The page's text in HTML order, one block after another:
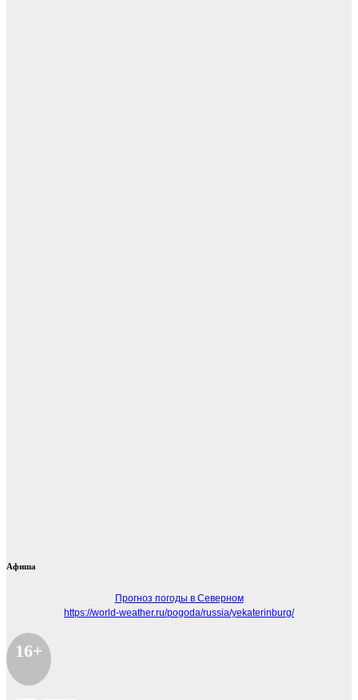
Афиша
Прогноз погоды в Северном
https://world-weather.ru/pogoda/russia/yekaterinburg/
16+